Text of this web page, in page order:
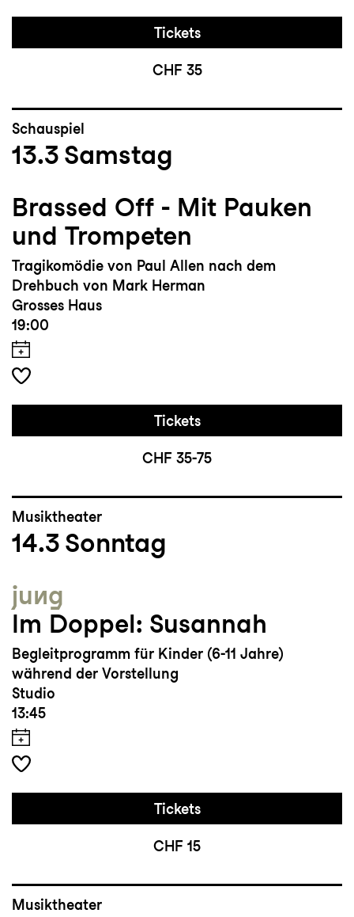
Tickets
CHF 35
Schauspiel
13.3 Samstag
Brassed Off - Mit Pauken
und Trompeten
Tragikomödie von Paul Allen nach dem
Drehbuch von Mark Herman
Grosses Haus
19:00
Tickets
CHF 35-75
Musiktheater
14.3 Sonntag
jung
Im Doppel: Susannah
Begleitprogramm für Kinder (6-11 Jahre)
während der Vorstellung
Studio
13:45
Tickets
CHF 15
Musiktheater